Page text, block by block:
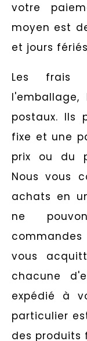
votre
moyen est
et jours
Les frais
postaux. Ils
fixe et une
prix ou du
Nous vous
achats en
ne
vous
chacune
expédié à
particulier
des produits